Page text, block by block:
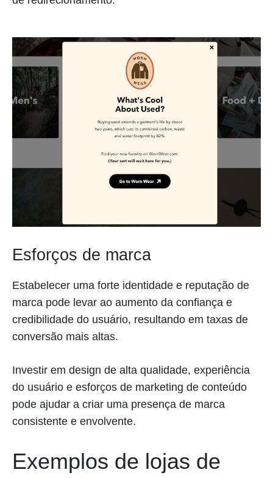
Esforços de marca
Estabelecer uma forte identidade e reputação de
marca pode levar ao aumento da confiança e
credibilidade do usuário, resultando em taxas de
conversão mais altas.
Investir em design de alta qualidade, experiência
do usuário e esforços de marketing de conteúdo
pode ajudar a criar uma presença de marca
consistente e envolvente.
Exemplos de lojas de